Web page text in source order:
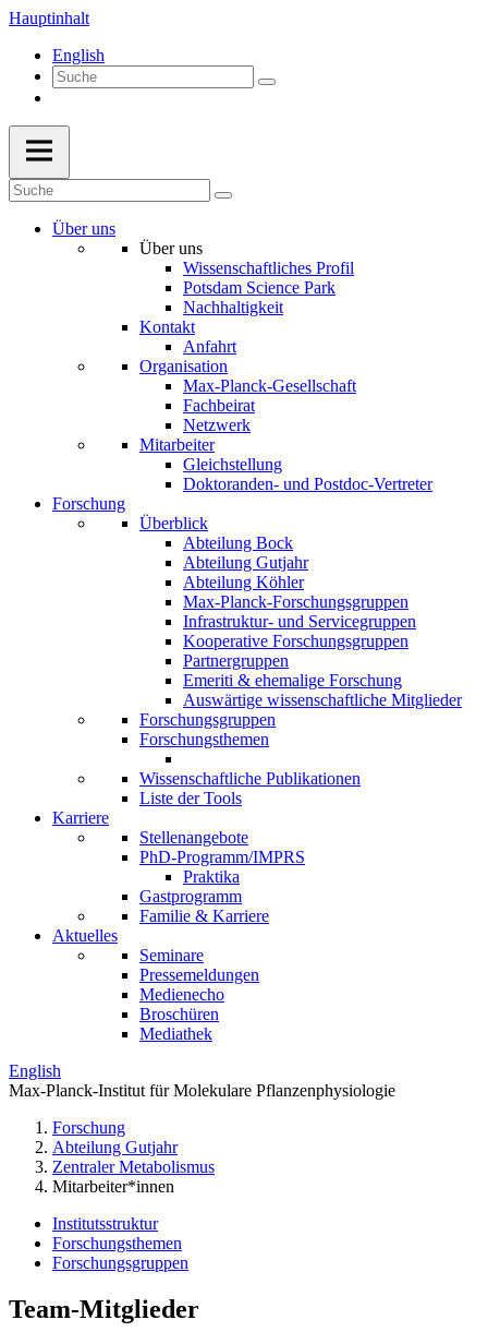
Hauptinhalt
English
Über uns
Über uns
Wissenschaftliches Profil
Potsdam Science Park
Nachhaltigkeit
Kontakt
Anfahrt
Organisation
Max-Planck-Gesellschaft
Fachbeirat
Netzwerk
Mitarbeiter
Gleichstellung
Doktoranden- und Postdoc-Vertreter
Forschung
Überblick
Abteilung Bock
Abteilung Gutjahr
Abteilung Köhler
Max-Planck-Forschungsgruppen
Infrastruktur- und Servicegruppen
Kooperative Forschungsgruppen
Partnergruppen
Emeriti & ehemalige Forschung
Auswärtige wissenschaftliche Mitglieder
Forschungsgruppen
Forschungsthemen
Wissenschaftliche Publikationen
Liste der Tools
Karriere
Stellenangebote
PhD-Programm/IMPRS
Praktika
Gastprogramm
Familie & Karriere
Aktuelles
Seminare
Pressemeldungen
Medienecho
Broschüren
Mediathek
English
Max-Planck-Institut für Molekulare Pflanzenphysiologie
Forschung
Abteilung Gutjahr
Zentraler Metabolismus
Mitarbeiter*innen
Institutsstruktur
Forschungsthemen
Forschungsgruppen
Team-Mitglieder